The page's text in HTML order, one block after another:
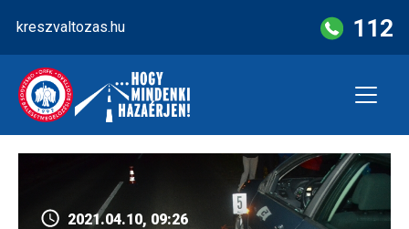
content
kreszvaltozas.hu 112
2021.04.10, 09:26